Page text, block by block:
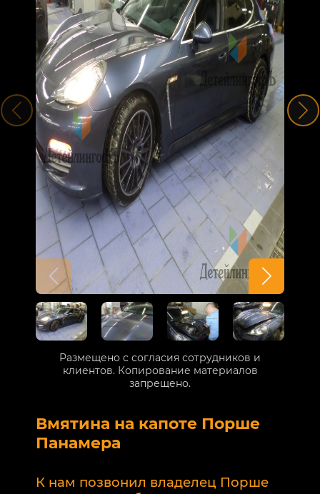
Вмятина на капоте Порше
Панамера
К нам позвонил владелец Порше
Размещено с согласия сотрудников и
клиентов. Копирование материалов
запрещено.